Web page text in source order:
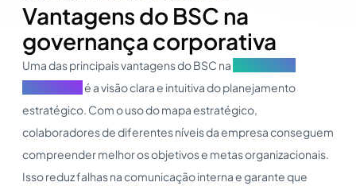
Vantagens do BSC na
governança corporativa
Uma das principais vantagens do BSC na
é a visão clara e intuitiva do planejamento
estratégico. Com o uso do mapa estratégico,
colaboradores de diferentes níveis da empresa conseguem
compreender melhor os objetivos e metas organizacionais.
Isso reduz falhas na comunicação interna e garante que